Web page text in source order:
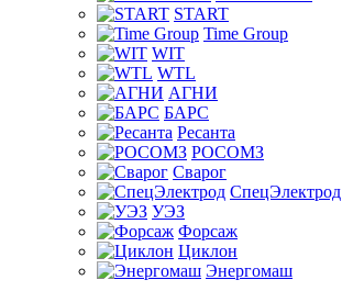
START
Time Group
WIT
WTL
АГНИ
БАРС
Ресанта
РОСОМЗ
Сварог
СпецЭлектрод
УЭЗ
Форсаж
Циклон
Энергомаш